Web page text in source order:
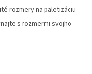
rozmery na paletizáciu
s rozmermi svojho